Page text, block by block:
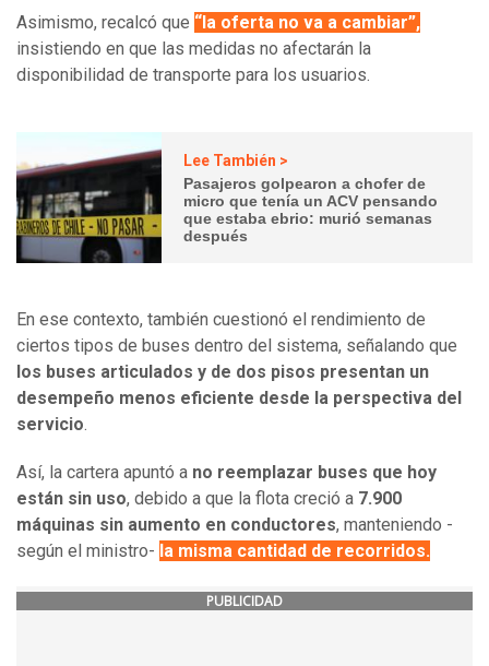
Asimismo, recalcó que “la oferta no va a cambiar”,
insistiendo en que las medidas no afectarán la
disponibilidad de transporte para los usuarios.
Lee También >
Pasajeros golpearon a chofer de
micro que tenía un ACV pensando
que estaba ebrio: murió semanas
después
En ese contexto, también cuestionó el rendimiento de
ciertos tipos de buses dentro del sistema, señalando que
los buses articulados y de dos pisos presentan un
desempeño menos eficiente desde la perspectiva del
servicio.
Así, la cartera apuntó a no reemplazar buses que hoy
están sin uso, debido a que la flota creció a 7.900
máquinas sin aumento en conductores, manteniendo -
según el ministro- la misma cantidad de recorridos.
PUBLICIDAD